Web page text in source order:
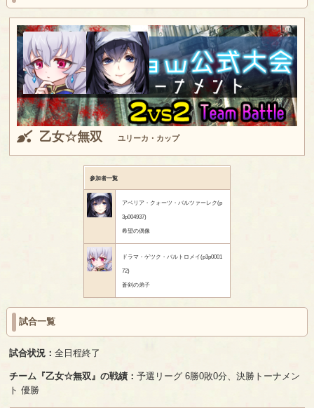
乙女☆無双 ユリーカ・カップ
参加者一覧
アベリア・クォーツ・バルツァーレク(p
3p004937)
希望の偶像
ドラマ・ゲツク・バルトロメイ(p3p0001
72)
蒼剣の弟子
試合一覧
試合状況：全日程終了
チーム『乙女☆無双』の戦績：予選リーグ 6勝0敗0分、決勝トーナメン
ト 優勝